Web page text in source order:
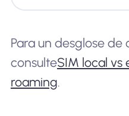
Para un desglose de
consulteSIM local vs
roaming.